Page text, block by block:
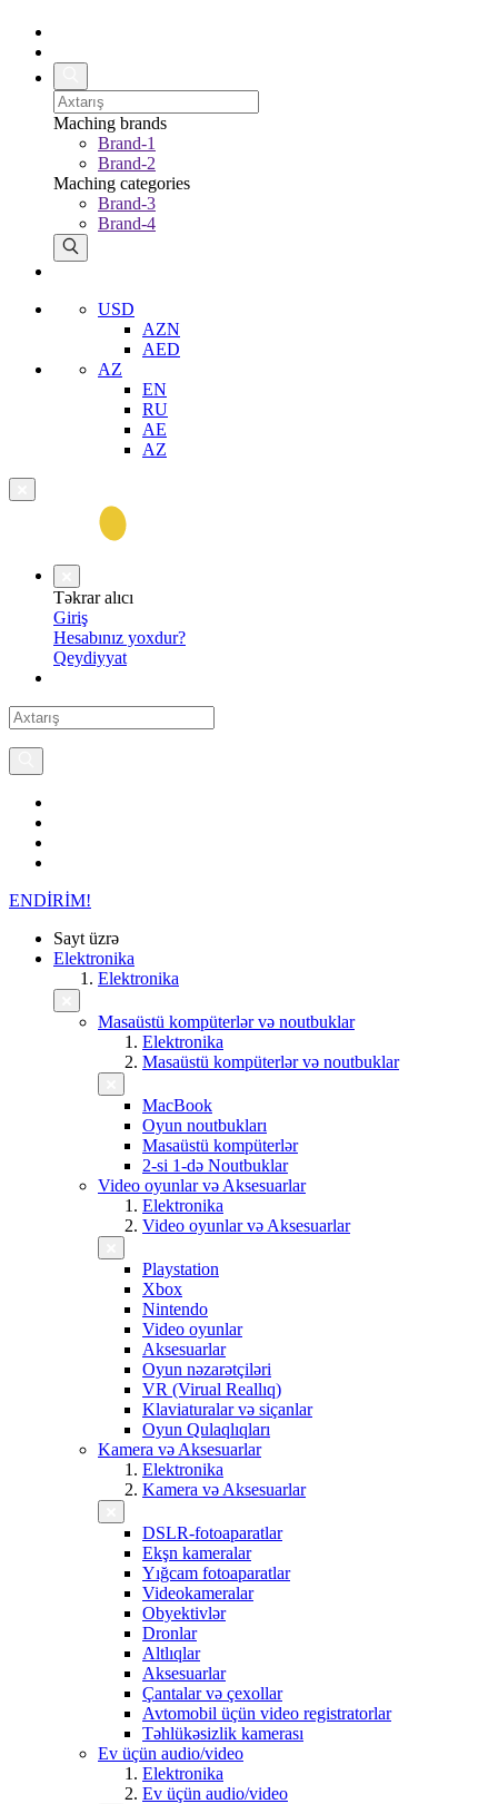
Maching brands
Brand-1
Brand-2
Maching categories
Brand-3
Brand-4
USD
AZN
AED
AZ
EN
RU
AE
AZ
Təkrar alıcı
Giriş
Hesabınız yoxdur?
Qeydiyyat
ENDİRİM!
Sayt üzrə
Elektronika
Elektronika
Masaüstü kompüterlər və noutbuklar
Elektronika
Masaüstü kompüterlər və noutbuklar
MacBook
Oyun noutbukları
Masaüstü kompüterlər
2-si 1-də Noutbuklar
Video oyunlar və Aksesuarlar
Elektronika
Video oyunlar və Aksesuarlar
Playstation
Xbox
Nintendo
Video oyunlar
Aksesuarlar
Oyun nəzarətçiləri
VR (Virual Reallıq)
Klaviaturalar və siçanlar
Oyun Qulaqlıqları
Kamera və Aksesuarlar
Elektronika
Kamera və Aksesuarlar
DSLR-fotoaparatlar
Ekşn kameralar
Yığcam fotoaparatlar
Videokameralar
Obyektivlər
Dronlar
Altlıqlar
Aksesuarlar
Çantalar və çexollar
Avtomobil üçün video registratorlar
Təhlükəsizlik kamerası
Ev üçün audio/video
Elektronika
Ev üçün audio/video